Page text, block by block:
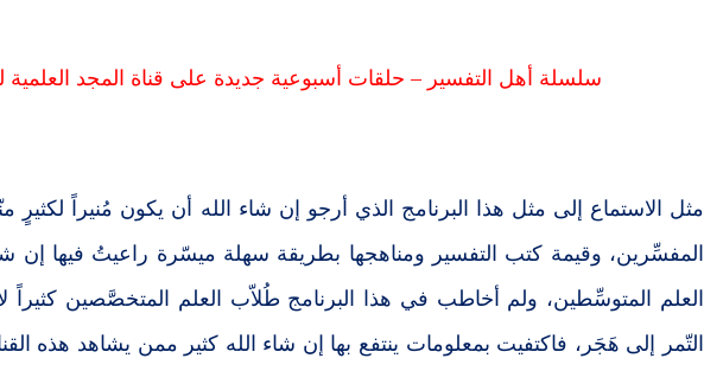
سلسلة أهل التفسير – حلقات أسبوعية جديدة على قناة المجد العلمية
مثل الاستماع إلى مثل هذا البرنامج الذي أرجو إن شاء الله أن يكون مُنيراً
المفسِّرين، وقيمة كتب التفسير ومناهجها بطريقة سهلة ميسّرة راعيتُ فيها إن
العلم المتوسِّطين، ولم أخاطب في هذا البرنامج طُلاّب العلم المتخصَّصين
التّمر إلى هَجَر، فاكتفيت بمعلومات ينتفع بها إن شاء الله كثير ممن يشاهد هذه